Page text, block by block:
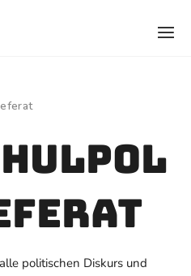
politischen Diskurs und